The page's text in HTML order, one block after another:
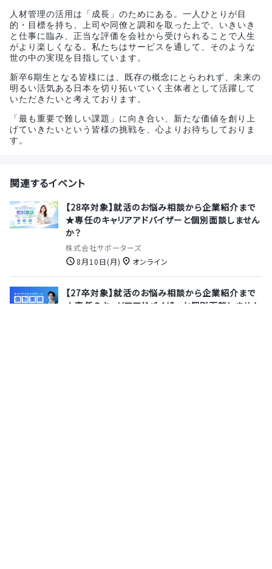
人材管理の活用は「成長」のためにある。一人ひとりが目
的・目標を持ち、上司や同僚と調和を取った上で、いきいき
と仕事に臨み、正当な評価を会社から受けられることで人生
がより楽しくなる。私たちはサービスを通して、そのような
世の中の実現を目指しています。
新卒6期生となる皆様には、既存の概念にとらわれず、未来の
明るい活気ある日本を切り拓いていく主体者として活躍して
いただきたいと考えております。
「最も重要で難しい課題」に向き合い、新たな価値を創り上
げていきたいという皆様の挑戦を、心よりお待ちしておりま
す。
関連するイベント
【28卒対象】就活のお悩み相談から企業紹介まで
★専任のキャリアアドバイザーと個別面談しません
か？
株式会社サポーターズ
8月10日(月)
オンライン
【27卒対象】就活のお悩み相談から企業紹介まで
★専任のキャリアアドバイザーと個別面談しません